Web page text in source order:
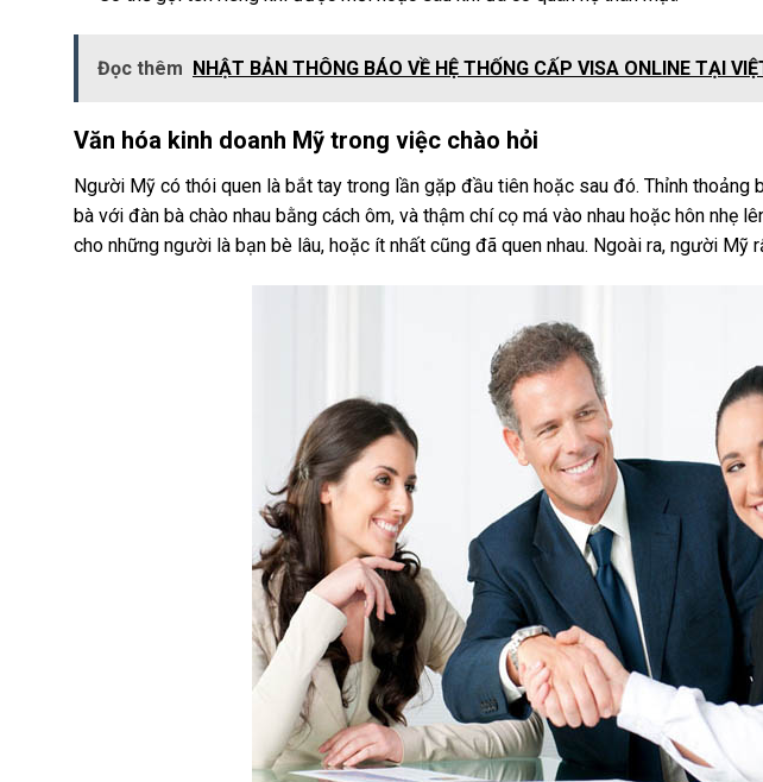
Đọc thêm NHẬT BẢN THÔNG BÁO VỀ HỆ THỐNG CẤP VISA ONLINE TẠI
Văn hóa kinh doanh Mỹ trong việc chào hỏi
Người Mỹ có thói quen là bắt tay trong lần gặp đầu tiên hoặc sau đó. Thỉnh thoảng
bà với đàn bà chào nhau bằng cách ôm, và thậm chí cọ má vào nhau hoặc hôn nhẹ
cho những người là bạn bè lâu, hoặc ít nhất cũng đã quen nhau. Ngoài ra, người Mỹ